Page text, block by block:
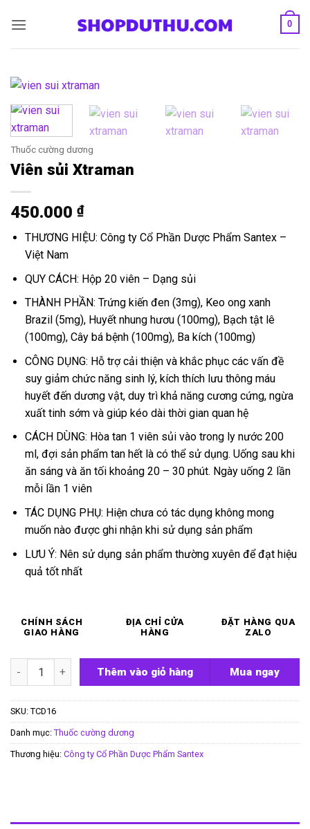
qua
0
Thuốc cường dương
Viên sủi Xtraman
450.000 ₫
THƯƠNG HIỆU: Công ty Cổ Phần Dược Phẩm Santex –
Việt Nam
QUY CÁCH: Hộp 20 viên – Dạng sủi
THÀNH PHẦN: Trứng kiến đen (3mg), Keo ong xanh
Brazil (5mg), Huyết nhung hươu (100mg), Bạch tật lê
(100mg), Cây bá bệnh (100mg), Ba kích (100mg)
CÔNG DỤNG: Hỗ trợ cải thiện và khắc phục các vấn đề
suy giảm chức năng sinh lý, kích thích lưu thông máu
huyết đến dương vật, duy trì khả năng cương cứng, ngừa
xuất tinh sớm và giúp kéo dài thời gian quan hệ
CÁCH DÙNG: Hòa tan 1 viên sủi vào trong ly nước 200
ml, đợi sản phẩm tan hết là có thể sử dụng. Uống sau khi
ăn sáng và ăn tối khoảng 20 – 30 phút. Ngày uống 2 lần
mỗi lần 1 viên
TÁC DỤNG PHỤ: Hiện chưa có tác dụng không mong
muốn nào được ghi nhận khi sử dụng sản phẩm
LƯU Ý: Nên sử dụng sản phẩm thường xuyên để đạt hiệu
quả tốt nhất
CHÍNH SÁCH
GIAO HÀNG
ĐỊA CHỈ CỬA
HÀNG
ĐẶT HÀNG QUA
ZALO
Viên sủi Xtraman số lượng
Thêm vào giỏ hàng Mua ngay
SKU: TCD16
Danh mục: Thuốc cường dương
Thương hiệu: Công ty Cổ Phần Dược Phẩm Santex